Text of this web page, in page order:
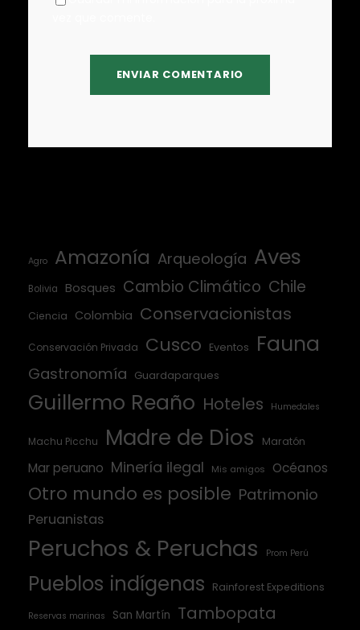
Agro Amazonía Arqueología Aves
Bolivia Bosques Cambio Climático Chile
Ciencia Colombia Conservacionistas
Conservación Privada Cusco Eventos Fauna
Gastronomía Guardaparques
Guillermo Reaño Hoteles Humedales
Machu Picchu Madre de Dios Maratón
Mar peruano Minería ilegal Mis amigos Océanos
Otro mundo es posible Patrimonio
Peruanistas
Peruchos & Peruchas Prom Perú
Pueblos indígenas Rainforest Expeditions
Reservas marinas San Martín Tambopata